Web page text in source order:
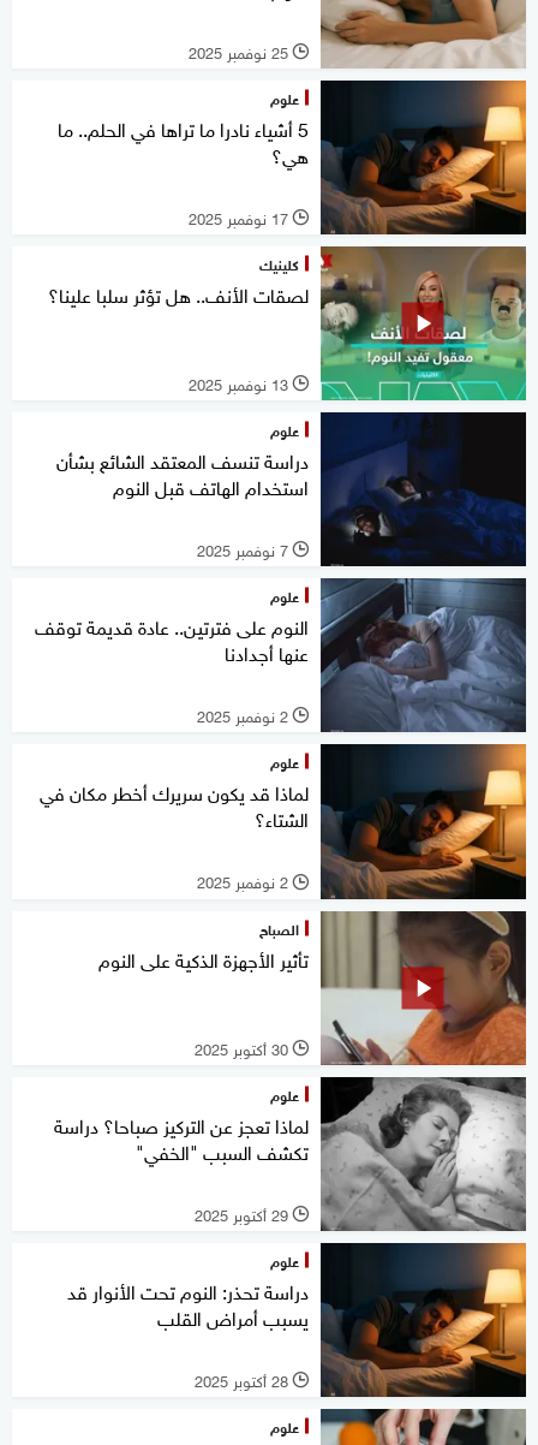
l 25 نوفمبر 2025
علوم
5 أشياء نادرا ما تراها في الحلم.. ما
هي؟
l 17 نوفمبر 2025
كلينيك
لصقات الأنف.. هل تؤثر سلبا علينا؟
l 13 نوفمبر 2025
علوم
دراسة تنسف المعتقد الشائع بشأن
استخدام الهاتف قبل النوم
l 7 نوفمبر 2025
علوم
النوم على فترتين.. عادة قديمة توقف
عنها أجدادنا
l 2 نوفمبر 2025
علوم
لماذا قد يكون سريرك أخطر مكان في
الشتاء؟
l 2 نوفمبر 2025
الصباح
تأثير الأجهزة الذكية على النوم
l 30 أكتوبر 2025
علوم
لماذا تعجز عن التركيز صباحا؟ دراسة
تكشف السبب "الخفي"
l 29 أكتوبر 2025
علوم
دراسة تحذر: النوم تحت الأنوار قد
يسبب أمراض القلب
l 28 أكتوبر 2025
علوم